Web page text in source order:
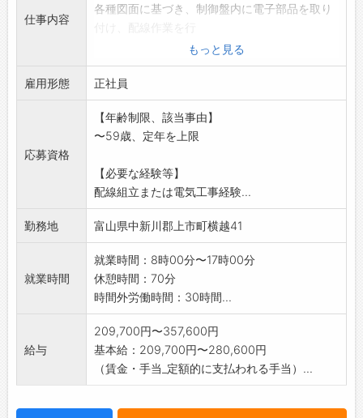
仕事内容
各種図面に基づき、制御盤内に電子部品を取り
っていただきます。
制御盤の据付や配線工事などの現地作業も行い
ます。
配線組立や電気工事経験者歓迎!
※応募される方は、ハローワークから「紹介
状」の交付を受けてく
【変更範囲:会社が定める範囲】
もっと見る
雇用形態 正社員
応募資格
【年齢制限、該当事由】
〜59歳、定年を上限
【必要な経験等】
配線組立または電気工事経験...
勤務地 富山県中新川郡上市町横越41
就業時間
就業時間：8時00分〜17時00分
休憩時間：70分
時間外労働時間：30時間...
給与
209,700円〜357,600円
基本給：209,700円〜280,600円
（賃金・手当_定額的に支払われる手当）...